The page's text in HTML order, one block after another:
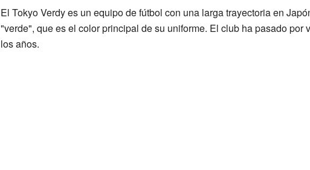
El Tokyo Verdy es un equipo de fútbol con una larga trayectoria en
"verde", que es el color principal de su uniforme. El club ha pasado
los años.